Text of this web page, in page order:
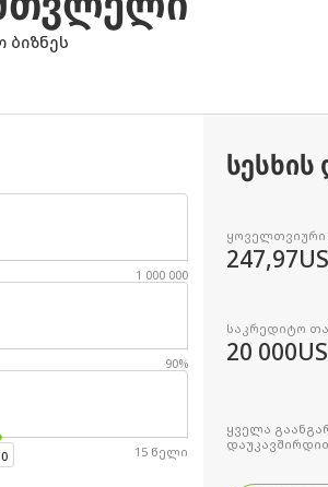
ბიზნეს
1 000 000
90%
15 წელი
ᲡᲔᲡᲮᲘᲡ
247,97
საკრედიტო
20 000
ყველა